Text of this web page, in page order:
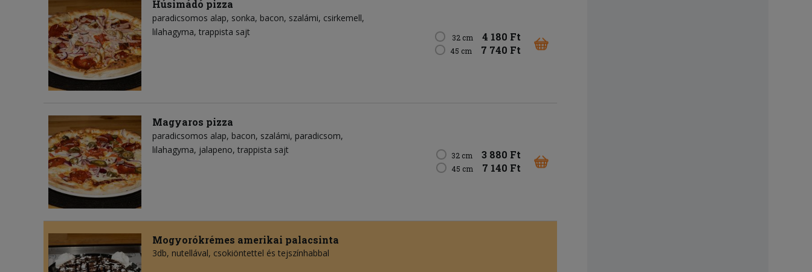
Húsimádó pizza
paradicsomos alap sonka bacon szalámi csirkemell
lilahagyma trappista sajt 32 cm 4 180 Ft
45 cm 7 740 Ft
Magyaros pizza
paradicsomos alap bacon szalámi paradicsom
lilahagyma jalapeno trappista sajt 32 cm 3 880 Ft
45 cm 7 140 Ft
Mogyorókrémes amerikai palacsinta
3db, nutellával, csokiöntettel és tejszínhabbal